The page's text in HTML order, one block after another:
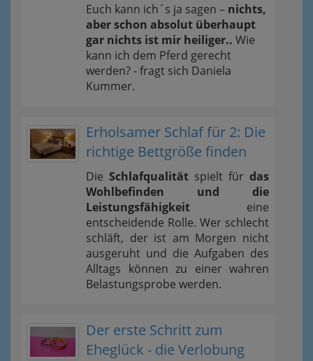
Euch kann ich´s ja sagen – nichts,
aber schon absolut überhaupt
gar nichts ist mir heiliger.. Wie
kann ich dem Pferd gerecht
werden? - fragt sich Daniela
Kummer.
Erholsamer Schlaf für 2: Die
richtige Bettgröße finden
Die Schlafqualität spielt für das
Wohlbefinden und die
Leistungsfähigkeit eine
entscheidende Rolle. Wer schlecht
schläft, der ist am Morgen nicht
ausgeruht und die Aufgaben des
Alltags können zu einer wahren
Belastungsprobe werden.
Der erste Schritt zum
Eheglück - die Verlobung